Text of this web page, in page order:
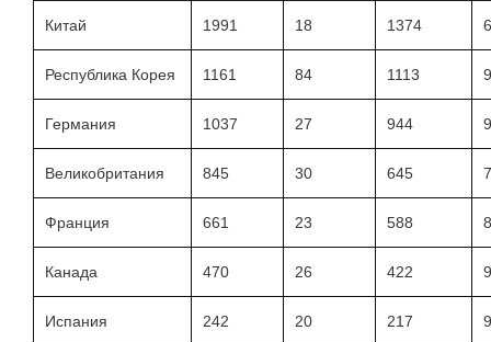
Китай 1991 18 1374
Республика Корея 1161 84 1113
Германия 1037 27 944
Великобритания 845 30 645
Франция 661 23 588
Канада 470 26 422
Испания 242 20 217